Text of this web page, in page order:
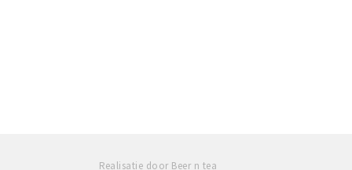
Realisatie door Beer n tea